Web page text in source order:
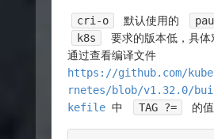
cri-o 默认使用的
k8s
要求的版本低，具体
通过查看编译文件
https://github.com/
rnetes/blob/v1.32.0/
kefile中 TAG ?= 的值